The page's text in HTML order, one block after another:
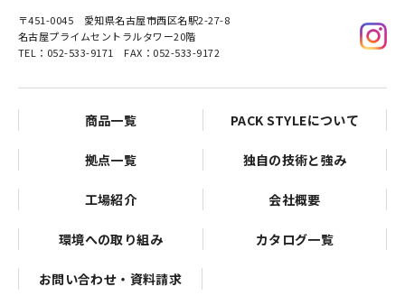
〒451-0045 愛知県名古屋市西区名駅2-27-8
名古屋プライムセントラルタワー20階
TEL：052-533-9171 FAX：052-533-9172
商品一覧 PACK STYLEについて
拠点一覧 独自の技術と強み
工場紹介 会社概要
環境への取り組み カタログ一覧
お問い合わせ・資料請求